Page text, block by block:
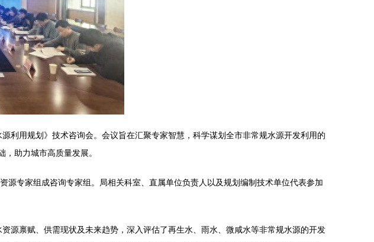
利用规划》技术咨询会。会议旨在汇聚专家智慧，科学谋划全市非常规水源开发利用的
助力城市高质量发展。
专家组成咨询专家组。局相关科室、直属单位负责人以及规划编制技术单位代表参加
源禀赋、供需现状及未来趋势，深入评估了再生水、雨水、微咸水等非常规水源的开发